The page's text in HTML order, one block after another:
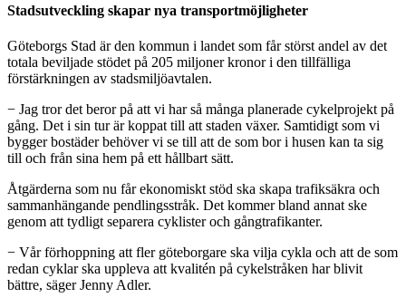
Stadsutveckling skapar nya transportmöjligheter
Göteborgs Stad är den kommun i landet som får störst andel av det
totala beviljade stödet på 205 miljoner kronor i den tillfälliga
förstärkningen av stadsmiljöavtalen.
− Jag tror det beror på att vi har så många planerade cykelprojekt på
gång. Det i sin tur är koppat till att staden växer. Samtidigt som vi
bygger bostäder behöver vi se till att de som bor i husen kan ta sig
till och från sina hem på ett hållbart sätt.
Åtgärderna som nu får ekonomiskt stöd ska skapa trafiksäkra och
sammanhängande pendlingsstråk. Det kommer bland annat ske
genom att tydligt separera cyklister och gångtrafikanter.
− Vår förhoppning att fler göteborgare ska vilja cykla och att de som
redan cyklar ska uppleva att kvalitén på cykelstråken har blivit
bättre, säger Jenny Adler.